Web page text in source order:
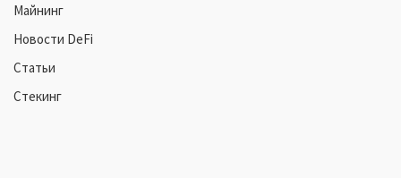
Майнинг
Новости DeFi
Статьи
Стекинг